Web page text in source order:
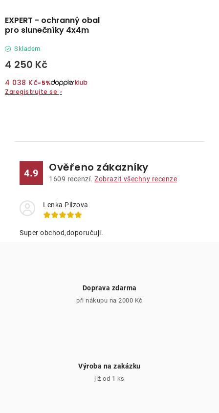
EXPERT - ochranný obal
pro slunečníky 4x4m
Skladem
4 250 Kč
4 038 Kč−5%
Zaregistrujte se ›
4.9 Ověřeno zákazníky
1609 recenzí. Zobrazit všechny recenze
Lenka Pilzova
Super obchod,doporučuji.
Doprava zdarma
při nákupu na 2000 Kč
Výroba na zakázku
již od 1 ks